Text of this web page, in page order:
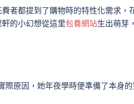
者都提到了購物時的特性化需求，
的小幻想從這里包養網站生出萌芽
際原因，她年夜學時便準備了本身